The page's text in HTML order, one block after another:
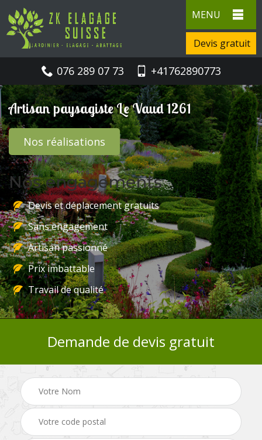
MENU
Devis gratuit
076 289 07 73 +41762890773
Artisan paysagiste Le Vaud 1261
Nos réalisations
Nos engagements
Devis et déplacement gratuits
Sans engagement
Artisan passionné
Prix imbattable
Travail de qualité
Demande de devis gratuit